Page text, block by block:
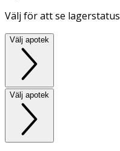
Välj för att se lagerstatus
Välj apotek
Välj apotek